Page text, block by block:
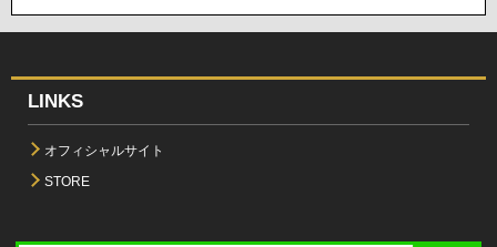
LINKS
オフィシャルサイト
STORE